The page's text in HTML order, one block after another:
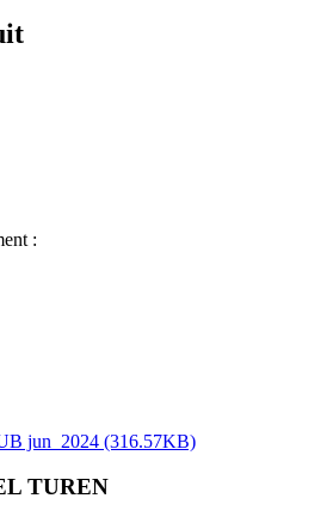
:
jun_2024 (316.57KB)
TUREN